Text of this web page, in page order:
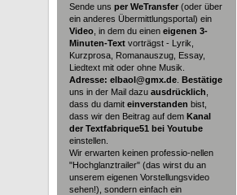
Sende uns per WeTransfer (oder über
ein anderes Übermittlungsportal) ein
Video , in dem du einen eigenen 3-
Minuten-Text vorträgst - Lyrik,
Kurzprosa, Romanauszug, Essay,
Liedtext mit oder ohne Musik.
Adresse: elbaol@gmx.de Bestätige
uns in der Mail dazu ausdrücklich
dass du damit einverstanden bist,
dass wir den Beitrag auf dem Kanal
der Textfabrique51 bei Youtube
einstellen.
Wir erwarten keinen professio-nellen
"Hochglanztrailer" (das wirst du an
unserem eigenen Vorstellungsvideo
sehen!), sondern einfach ein